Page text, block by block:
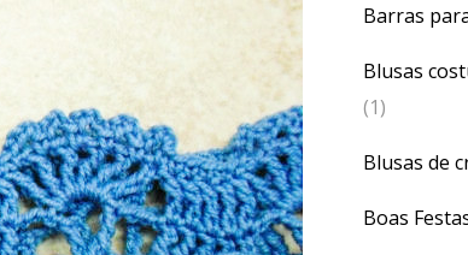
Barras
Blusas
(1)
Blusas de
Boas